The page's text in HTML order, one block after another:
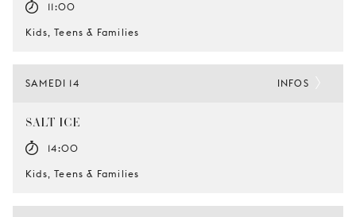
11:00
Kids, Teens & Families
SAMEDI 14
SALT-ICE
14:00
Kids, Teens & Families
INFOS